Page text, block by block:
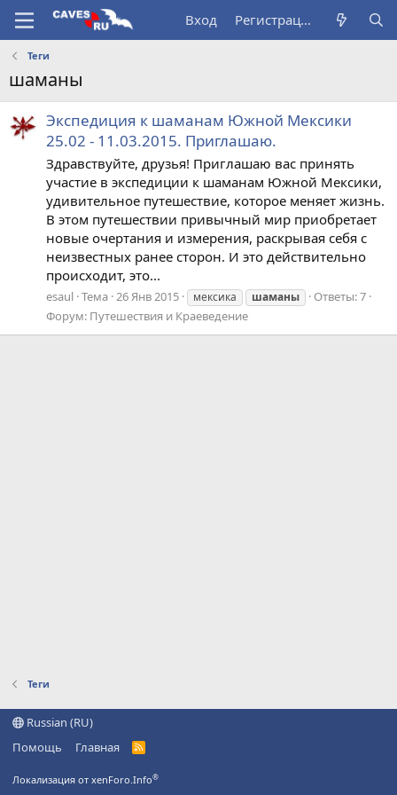
Вход Регистрация
Теги
шаманы
Экспедиция к шаманам Южной Мексики
25.02 - 11.03.2015. Приглашаю.
Здравствуйте, друзья! Приглашаю вас принять
участие в экспедиции к шаманам Южной Мексики,
удивительное путешествие, которое меняет жизнь.
В этом путешествии привычный мир приобретает
новые очертания и измерения, раскрывая себя с
неизвестных ранее сторон. И это действительно
происходит, это...
esaul Тема 26 Янв 2015 мексика шаманы
Ответы: 7
Форум: Путешествия и Краеведение
Теги
Russian (RU)
Помощь
Главная
R
Локализация от xenForo.Info®